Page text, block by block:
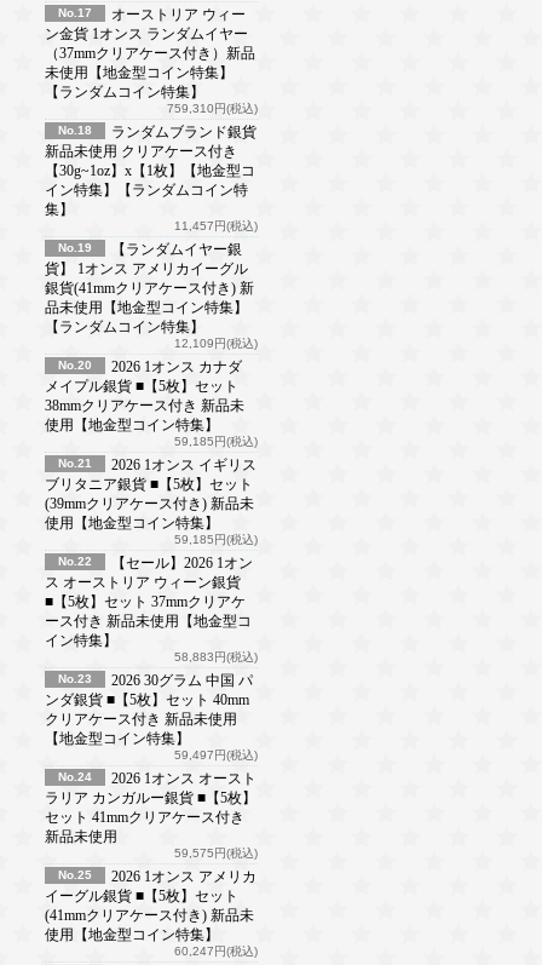
No.17
オーストリア ウィー
ン金貨 1オンス ランダムイヤー
（37mmクリアケース付き）新品
未使用【地金型コイン特集】
【ランダムコイン特集】
759,310円(税込)
No.18
ランダムブランド銀貨
新品未使用 クリアケース付き
【30g~1oz】x【1枚】【地金型コ
イン特集】【ランダムコイン特
集】
11,457円(税込)
No.19
【ランダムイヤー銀
貨】 1オンス アメリカイーグル
銀貨(41mmクリアケース付き) 新
品未使用【地金型コイン特集】
【ランダムコイン特集】
12,109円(税込)
No.20
2026 1オンス カナダ
メイプル銀貨 ■【5枚】セット
38mmクリアケース付き 新品未
使用【地金型コイン特集】
59,185円(税込)
No.21
2026 1オンス イギリス
ブリタニア銀貨 ■【5枚】セット
(39mmクリアケース付き) 新品未
使用【地金型コイン特集】
59,185円(税込)
No.22
【セール】2026 1オン
ス オーストリア ウィーン銀貨
■【5枚】セット 37mmクリアケ
ース付き 新品未使用【地金型コ
イン特集】
58,883円(税込)
No.23
2026 30グラム 中国 パ
ンダ銀貨 ■【5枚】セット 40mm
クリアケース付き 新品未使用
【地金型コイン特集】
59,497円(税込)
No.24
2026 1オンス オースト
ラリア カンガルー銀貨 ■【5枚】
セット 41mmクリアケース付き
新品未使用
59,575円(税込)
No.25
2026 1オンス アメリカ
イーグル銀貨 ■【5枚】セット
(41mmクリアケース付き) 新品未
使用【地金型コイン特集】
60,247円(税込)